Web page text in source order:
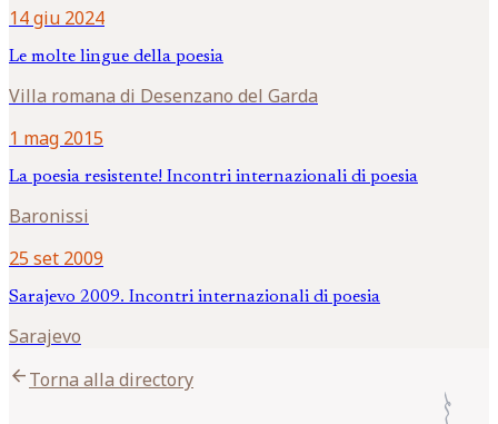
14 giu 2024
Le molte lingue della poesia
Villa romana di Desenzano del Garda
1 mag 2015
La poesia resistente! Incontri internazionali di poesia
Baronissi
25 set 2009
Sarajevo 2009. Incontri internazionali di poesia
Sarajevo
arrow_backTorna alla directory